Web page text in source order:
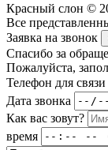
Красный слон ©
Все
Заявка на звонок
Спасибо за
Пожалуйста,
Телефон для связи
Дата звонка
Как вас зовут?
время